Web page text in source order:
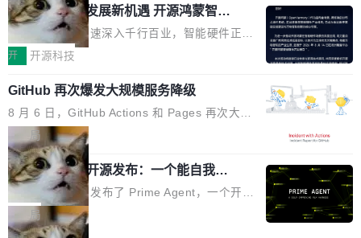
高了。全域营销服务商的竞争正在从规模转向深
度,案例厚度、全域覆盖、多线协同...
或造假。问题是，作为读者，如果你筛选出那些
看起来最令人兴奋的论文，那它们大部分都是过
度宣传的。」 这才是真正的痛点。不是所有论文
都有问题，是最吸引眼球的那批论文最有问题。
他引用的帖子来自 Mathew Shen，一位 ICLR 2
026 的读者：「看了篇 ...
的早期工程师之一，在 Grok 训练基础设施团队
工作过。近日他在 X 上发了一条帖子，列出了他
认为现代 AI 领域最重要的三个开源项目。 第一
理由很具体。FA 系列不需要解释，但 FA2 是他
认为最重要的一个——复杂度恰到好处，刚好能
驱动你去学 CuTe，但还没被那些"邪恶的" Hopp
er++ 优化所淹没，足够容易修改和适配。 更关
键的是 FA2 的持久性...
共商智能硬件发展新机遇 开源鸿蒙智能
硬件开发者日杭州站即将举行
随着万物智联加速深入千行百业，智能硬件正从
单点设备迈向智能化、网联化、协同化发展。作
鸿蒙通过统一技术底座和分布式能力，为不同类
型智能设备的开发、连接与互联提供关键支撑，
也为产业链企业探索产品创新与商业增长打开新
的空间。 8月14日，开源鸿蒙智能硬件开发者日
（OHDD：OpenHarmony Hardware Develope
r Day）将在杭州启航。活动面向智能硬件产业
链企业和开发者，邀请行业专家与资深技术顾
问，围绕开源鸿蒙技术能力、设备适配、芯片适
开 开源科技
GitHub 再次爆发大规模服务降级
8 月 6 日，GitHub Actions 和 Pages 再次大规
模服务降级，Actions 完全不可用超过 5 小时，
webhook 停发，连自托管 runner 也因调度层故
障无法工作。Pages、Copilot code review、C
opilot coding agent 全部受影响。从检测到完全
恢复，大约 12 小时。 这是 2026 年 8 月的第六
起事故，其中四起与 AI/Copilot 服务相关。 Git
局
Prime Agent 开源发布：一个能自我改
进的编程 Agent，ARC-AGI 3 超越人类
专家基线
Prime Intellect 发布了 Prime Agent，一个开源
的编程 Agent Harness，核心设计围绕两个抽
象：Recursive Language Model（RLM）和 C
局